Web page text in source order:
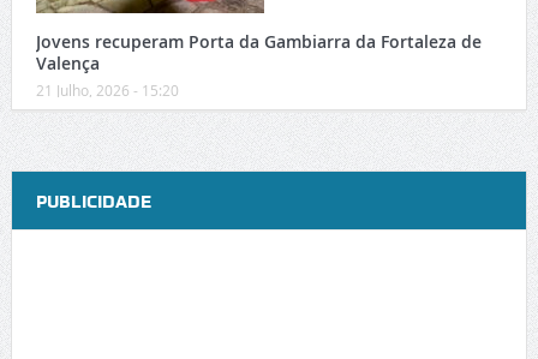
Jovens recuperam Porta da Gambiarra da Fortaleza de
Valença
21 Julho, 2026 - 15:20
PUBLICIDADE